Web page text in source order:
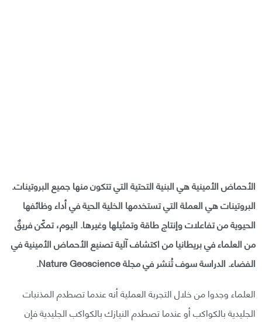
الأحماض الأمينية هي البنية التحتية التي تتكون منها جميع البروتينات.
البروتينات هي العملة التي تستخدمها الخلية الحية في أداء وظائفها
الحيوية من تفاعلات وإنتاج طاقة وتمثيلها وغيرها. اليوم، تمكّن فريقٌ
من العلماء في بريطانيا من اكتشاف آلية تصنيع الأحماض الأمينية في
الفضاء. الدراسة سوف تُنشر في مجلة Nature Geoscience.
العلماء وجدوا من خلال التجربة العملية أنه عندما تصطدم المذنبات
الجليدية بالكواكب أو عندما تصطدم النيازك بالكواكب الجليدية فإن